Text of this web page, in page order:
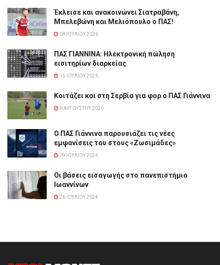
Έκλεισε και ανακοινώνει Σιατραβάνη,
Μπελεβώνη και Μελιόπουλο ο ΠΑΣ!
28 ΙΟΥΛΊΟΥ 2026
ΠΑΣ ΓΙΑΝΝΙΝΑ: Hλεκτρονική πώληση
εισιτηρίων διαρκείας
16 ΙΟΥΛΊΟΥ 2026
Κοιτάζει και στη Σερβία για φορ ο ΠΑΣ Γιάννινα
6 ΑΥΓΟΎΣΤΟΥ 2026
Ο ΠΑΣ Γιάννινα παρουσιάζει τις νέες
εμφανίσεις του στους «Ζωσιμάδες»
29 ΙΟΥΛΊΟΥ 2026
Οι βάσεις εισαγωγής στο πανεπιστήμιο
Ιωαννίνων
26 ΙΟΥΛΊΟΥ 2024